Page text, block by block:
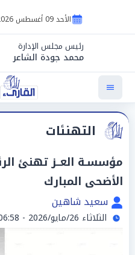
الأحد 09 أغسطس 2026
رئيس مجلس الإدارة
محمد جودة الشاعر
التهنئات
مؤسسـة العــز تهنئ
الأضحى المبارك
سعيد شاهين
الثلاثاء 26/مايو/2026 - 06:58 م